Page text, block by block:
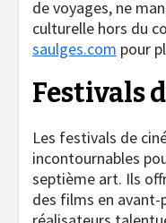
de voyages, ne
culturelle hors du
saulges.com pour
Festivals
Les festivals de
incontournables
septième art. Ils
des films en